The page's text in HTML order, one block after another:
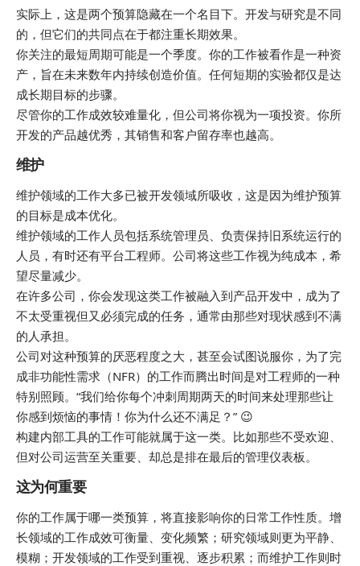
实际上，这是两个预算隐藏在一个名目下。开发与研究是不同
的，但它们的共同点在于都注重长期效果。
你关注的最短周期可能是一个季度。你的工作被看作是一种资
产，旨在未来数年内持续创造价值。任何短期的实验都仅是达
成长期目标的步骤。
尽管你的工作成效较难量化，但公司将你视为一项投资。你所
开发的产品越优秀，其销售和客户留存率也越高。
维护
维护领域的工作大多已被开发领域所吸收，这是因为维护预算
的目标是成本优化。
维护领域的工作人员包括系统管理员、负责保持旧系统运行的
人员，有时还有平台工程师。公司将这些工作视为纯成本，希
望尽量减少。
在许多公司，你会发现这类工作被融入到产品开发中，成为了
不太受重视但又必须完成的任务，通常由那些对现状感到不满
的人承担。
公司对这种预算的厌恶程度之大，甚至会试图说服你，为了完
成非功能性需求（NFR）的工作而腾出时间是对工程师的一种
特别照顾。 “我们给你每个冲刺周期两天的时间来处理那些让
你感到烦恼的事情！你为什么还不满足？” 😉
构建内部工具的工作可能就属于这一类。比如那些不受欢迎、
但对公司运营至关重要、却总是排在最后的管理仪表板。
这为何重要
你的工作属于哪一类预算，将直接影响你的日常工作性质。增
长领域的工作成效可衡量、变化频繁；研究领域则更为平静、
模糊；开发领域的工作受到重视、逐步积累；而维护工作则时